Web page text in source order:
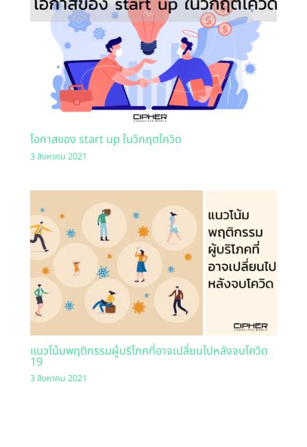
โอกาสของ start up ในวิกฤตโควิด
3 สิงหาคม 2021
แนวโน้มพฤติกรรมผู้บริโภคที่อาจเปลี่ยนไปหลังจบโควิด
19
3 สิงหาคม 2021